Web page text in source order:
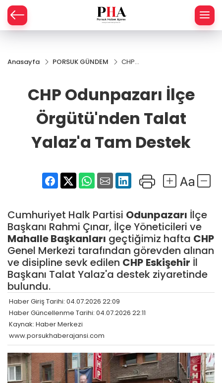
Anasayfa PORSUK GÜNDEM
CHP
Örgütü'nden
Talat Yalaz'a
Tam Destek
CHP Odunpazarı İlçe
Örgütü'nden Talat
Yalaz'a Tam Destek
Cumhuriyet Halk Partisi Odunpazarı İlçe
Başkanı Rahmi Çınar, İlçe Yöneticileri ve
Mahalle Başkanları geçtiğimiz hafta CHP
Genel Merkezi tarafından görevden alınan
ve disipline sevk edilen CHP Eskişehir İl
Başkanı Talat Yalaz'a destek ziyaretinde
bulundu.
Haber Giriş Tarihi: 04.07.2026 22:09
Haber Güncellenme Tarihi: 04.07.2026 22:11
Kaynak: Haber Merkezi
www.porsukhaberajansi.com